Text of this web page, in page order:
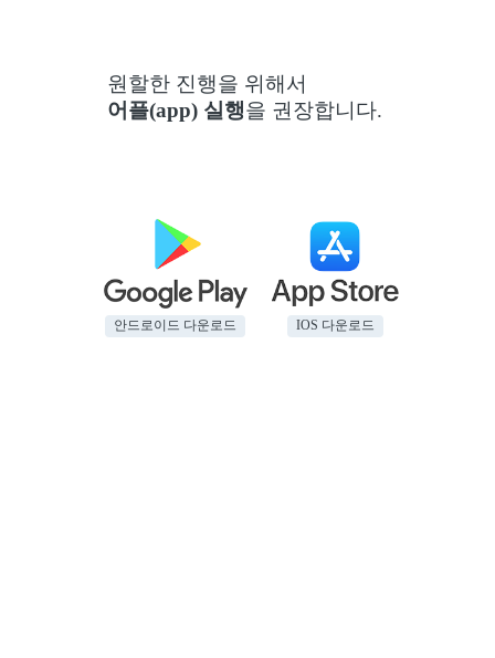
원할한 진행을 위해서
어플(app) 실행을 권장합니다.
안드로이드 다운로드 IOS 다운로드